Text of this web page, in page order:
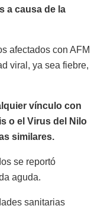
a causa de la
afectados con AFM
viral, ya sea fiebre,
vínculo con
o el Virus del Nilo
similares.
se reportó
aguda.
sanitarias